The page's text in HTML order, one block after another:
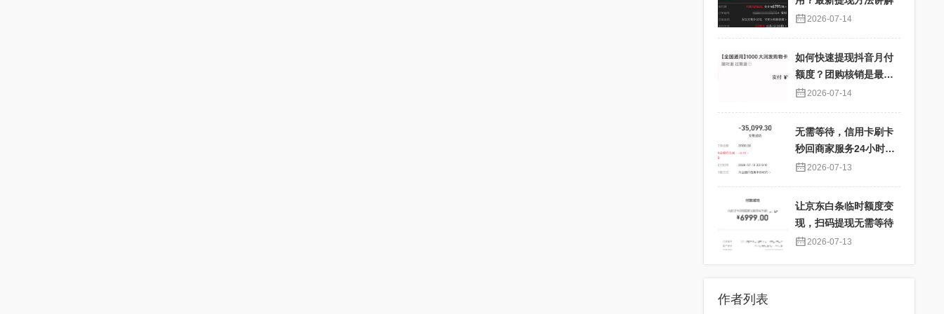
2026-07-14
如何快速提现抖音月付
额度？团购核销是最佳
选择！
2026-07-14
无需等待，信用卡刷卡
秒回商家服务24小时在
线 2026-07-13
让京东白条临时额度变
现，扫码提现无需等待
2026-07-13
作者列表